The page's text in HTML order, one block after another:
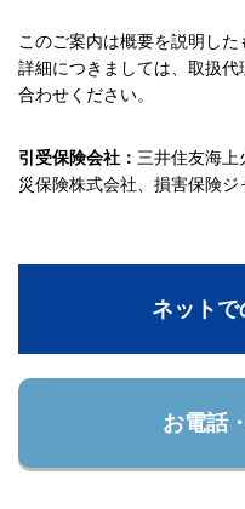
このご案内は概要を説明した
詳細につきましては、取扱
合わせください。
引受保険会社： 三井住友海上
災保険株式会社、損害保険ジ
ネットで
お電話